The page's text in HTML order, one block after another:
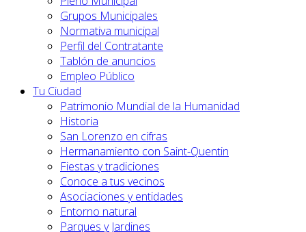
Grupos Municipales
Normativa municipal
Perfil del Contratante
Tablón de anuncios
Empleo Público
Tu Ciudad
Patrimonio Mundial de la Humanidad
Historia
San Lorenzo en cifras
Hermanamiento con Saint-Quentin
Fiestas y tradiciones
Conoce a tus vecinos
Asociaciones y entidades
Entorno natural
Parques y Jardines